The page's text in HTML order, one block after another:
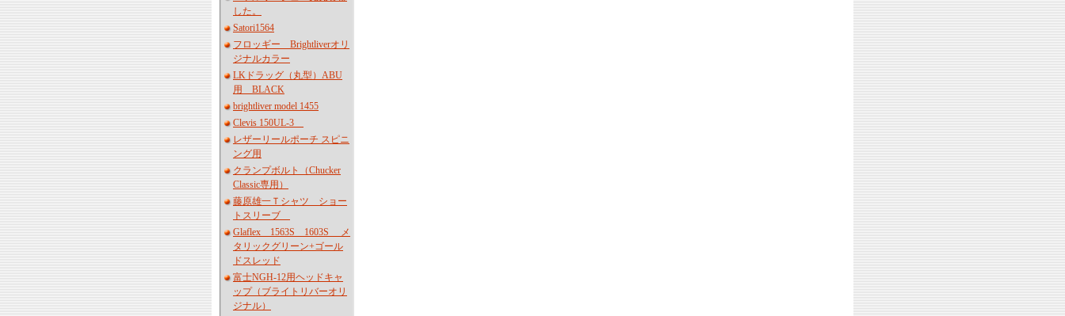
した。
Satori1564
フロッギー Brightliverオリ
ジナルカラー
LKドラッグ（丸型）ABU
用 BLACK
brightliver model 1455
Clevis 150UL-3
レザーリールポーチ スピニ
ング用
クランプボルト（Chucker
Classic専用）
藤原雄一Ｔシャツ ショー
トスリーブ
Glaflex 1563S 1603S メ
タリックグリーン+ゴール
ドスレッド
富士NGH-12用ヘッドキャ
ップ（ブライトリバーオリ
ジナル）